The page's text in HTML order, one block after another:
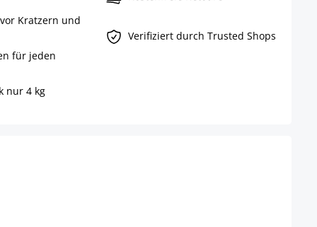
Kratzern und
für jeden
nur 4 kg
Verifiziert durch Trusted Shops